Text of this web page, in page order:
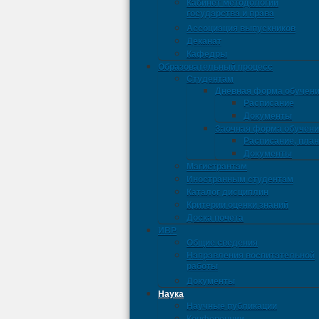
Кабинет методологии
государства и права
Ассоциация выпускников
Деканат
Кафедры
Образовательный процесс
Студентам
Дневная форма
Расписание
Документы
Заочная форма
Расписание,
Документы
Магистрантам
Иностранным студентам
Каталог дисциплин
Критерии оценки знаний
Доска почета
ИВР
Общие сведения
Направления воспитательной
работы
Документы
Наука
Научные публикации